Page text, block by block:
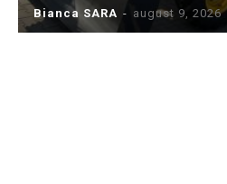
Bianca SARA - august 9, 2026